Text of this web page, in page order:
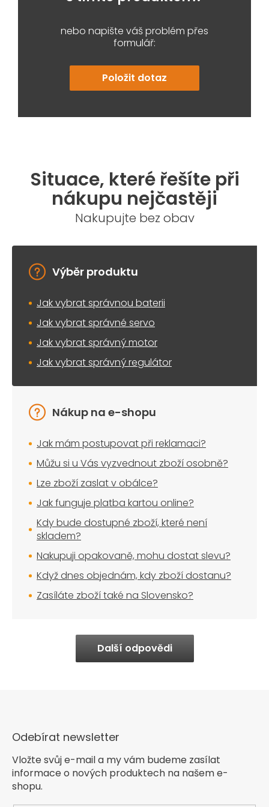
nebo napište váš problém přes
formulář:
Položit dotaz
Situace, které řešíte při
nákupu nejčastěji
Nakupujte bez obav
Výběr produktu
Jak vybrat správnou baterii
Jak vybrat správné servo
Jak vybrat správný motor
Jak vybrat správný regulátor
Nákup na e-shopu
Jak mám postupovat při reklamaci?
Můžu si u Vás vyzvednout zboží osobně?
Lze zboží zaslat v obálce?
Jak funguje platba kartou online?
Kdy bude dostupné zboží, které není
skladem?
Nakupuji opakovaně, mohu dostat slevu?
Když dnes objednám, kdy zboží dostanu?
Zasíláte zboží také na Slovensko?
Další odpovědi
Odebírat newsletter
Vložte svůj e-mail a my vám budeme zasílat
informace o nových produktech na našem e-
shopu.